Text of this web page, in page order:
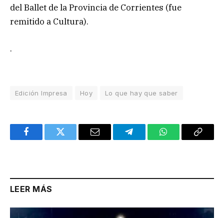
del Ballet de la Provincia de Corrientes (fue
remitido a Cultura).
.
Edición Impresa Hoy Lo que hay que saber
FacebookTwitter Email TelegramWhatsAppCopy
LEER MÁS